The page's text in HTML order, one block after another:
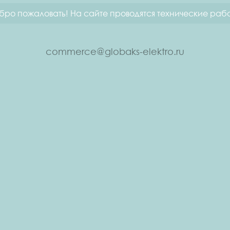
пожаловать! На сайте проводятся технические
commerce@globaks-elektro.ru